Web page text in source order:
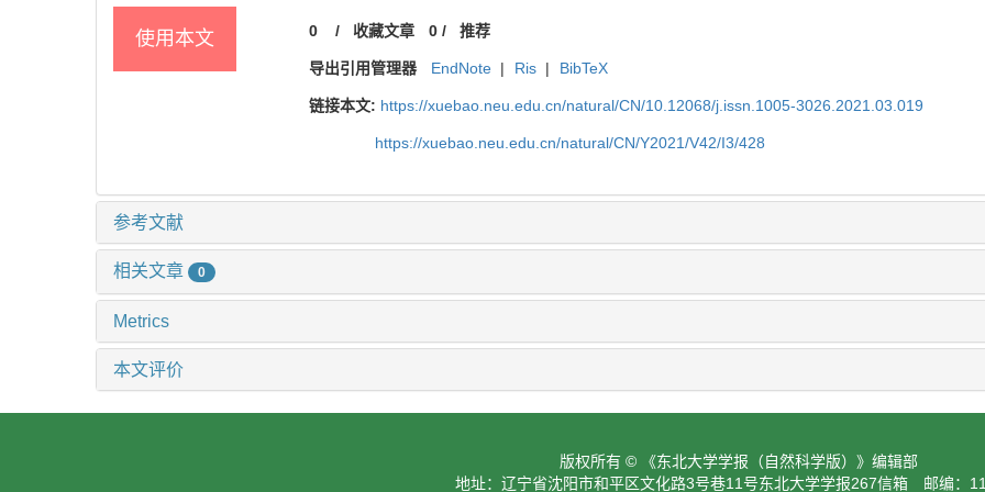
使用本文 0 / 收藏文章 0/ 推荐
导出引用管理器 EndNote | Ris | BibTeX
链接本文: https://xuebao.neu.edu.cn/natural/CN/10.12068/j.issn.1005-3026.2021.03.019
https://xuebao.neu.edu.cn/natural/CN/Y2021/V42/I3/428
参考文献
相关文章 0
Metrics
本文评价
版权所有 © 《东北大学学报（自然科学版）》编辑部
地址：辽宁省沈阳市和平区文化路3号巷11号东北大学学报267信箱 邮编：